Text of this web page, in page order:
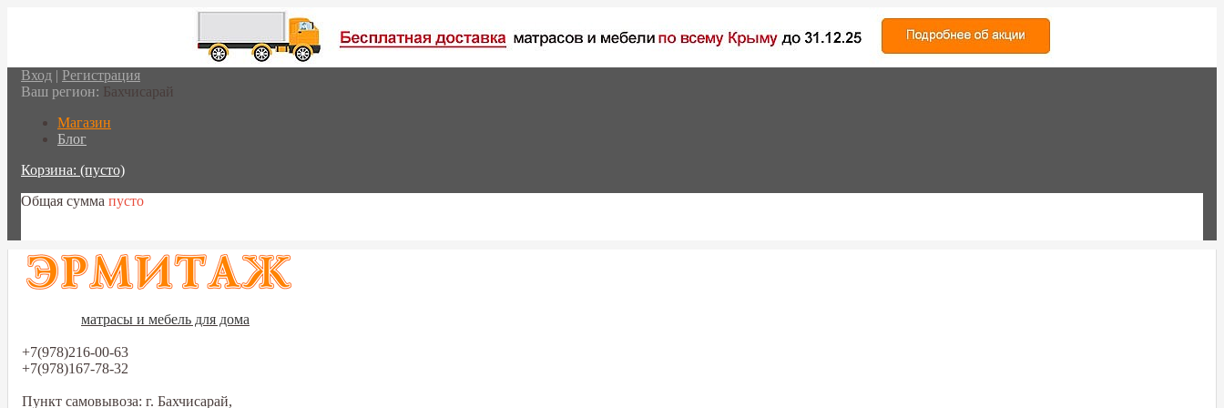
Вход | Регистрация
Ваш регион: Бахчисарай
Магазин
Блог
Корзина: (пусто)
Общая сумма пусто
матрасы и мебель для дома
+7(978)216-00-63
+7(978)167-78-32
Пункт самовывоза: г. Бахчисарай,